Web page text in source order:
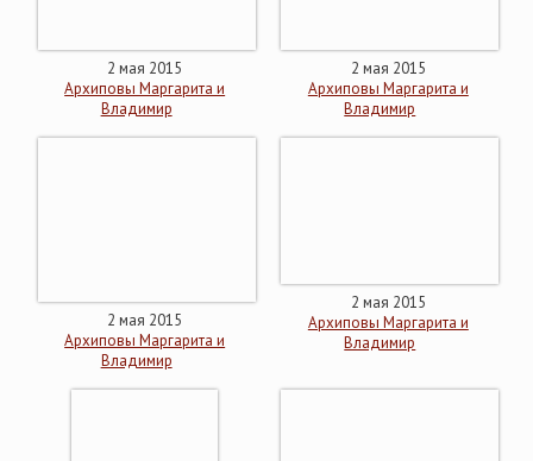
2 мая 2015
Архиповы Маргарита и
Владимир
2 мая 2015
Архиповы Маргарита и
Владимир
2 мая 2015
Архиповы Маргарита и
Владимир
2 мая 2015
Архиповы Маргарита и
Владимир